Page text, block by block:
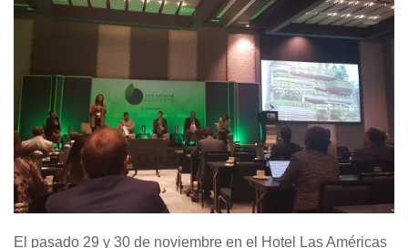
El pasado 29 y 30 de noviembre en el Hotel Las Américas